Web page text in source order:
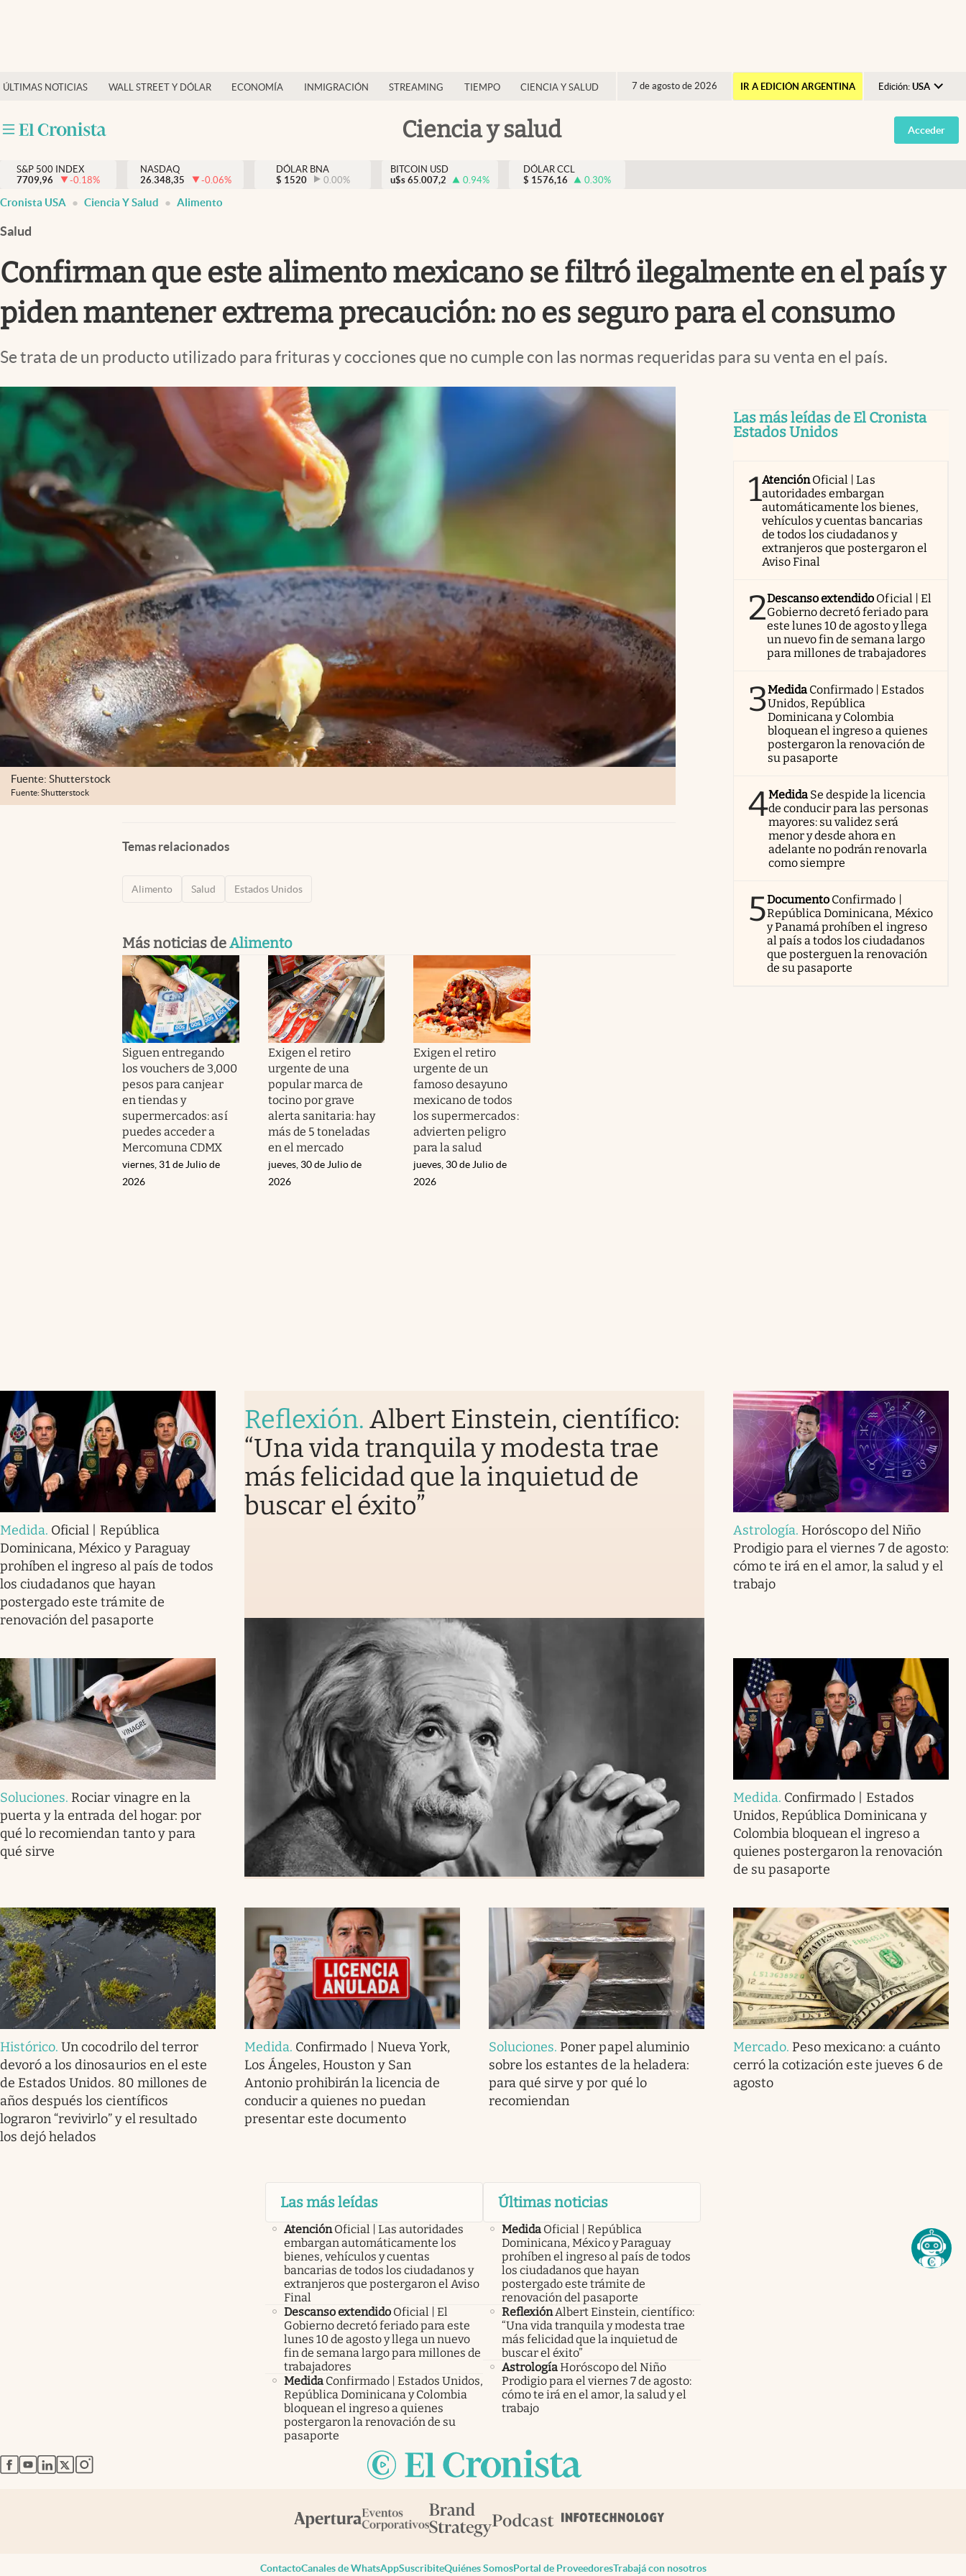
ÚLTIMAS NOTICIAS WALL STREET Y DÓLAR ECONOMÍA INMIGRACIÓN STREAMING TIEMPO CIENCIA Y SALUD 7 de agosto de 2026 IR A EDICIÓN ARGENTINA Edición: USA
Argentina
España
Ciencia y salud
Finanzas y economía
Inmigración
Trending
Streaming
PC y mobile
Lifestyle
Acceder
S&P 500 INDEX
7709,96
-0.18%
NASDAQ
26.348,35
-0.06%
DÓLAR BNA
$ 1520 0.00%
BITCOIN USD
u$s 65.007,2 0.94%
DÓLAR CCL
$ 1576,16 0.30%
Cronista USA Ciencia Y Salud Alimento
Salud
Confirman que este alimento mexicano se filtró ilegalmente en el país y
piden mantener extrema precaución: no es seguro para el consumo
Se trata de un producto utilizado para frituras y cocciones que no cumple con las normas requeridas para su venta en el país.
Fuente: Shutterstock
Fuente: Shutterstock
Temas relacionados
Alimento Salud Estados Unidos
Más noticias deAlimento
Siguen entregando
los vouchers de 3,000
pesos para canjear
en tiendas y
supermercados: así
puedes acceder a
Mercomuna CDMX
viernes, 31 de Julio de
2026
Exigen el retiro
urgente de una
popular marca de
tocino por grave
alerta sanitaria: hay
más de 5 toneladas
en el mercado
jueves, 30 de Julio de
2026
Exigen el retiro
urgente de un
famoso desayuno
mexicano de todos
los supermercados:
advierten peligro
para la salud
jueves, 30 de Julio de
2026
Las más leídas de El Cronista
Estados Unidos
1AtenciónOficial | Las
autoridades embargan
automáticamente los bienes,
vehículos y cuentas bancarias
de todos los ciudadanos y
extranjeros que postergaron el
Aviso Final
2Descanso extendido Oficial | El
Gobierno decretó feriado para
este lunes 10 de agosto y llega
un nuevo fin de semana largo
para millones de trabajadores
3Medida Confirmado | Estados
Unidos, República
Dominicana y Colombia
bloquean el ingreso a quienes
postergaron la renovación de
su pasaporte
4Medida Se despide la licencia
de conducir para las personas
mayores: su validez será
menor y desde ahora en
adelante no podrán renovarla
como siempre
5Documento Confirmado |
República Dominicana, México
y Panamá prohíben el ingreso
al país a todos los ciudadanos
que posterguen la renovación
de su pasaporte
Medida. Oficial | República
Dominicana, México y Paraguay
prohíben el ingreso al país de todos
los ciudadanos que hayan
postergado este trámite de
renovación del pasaporte
Reflexión. Albert Einstein, científico:
“Una vida tranquila y modesta trae
más felicidad que la inquietud de
buscar el éxito”
Astrología. Horóscopo del Niño
Prodigio para el viernes 7 de agosto:
cómo te irá en el amor, la salud y el
trabajo
Soluciones. Rociar vinagre en la
puerta y la entrada del hogar: por
qué lo recomiendan tanto y para
qué sirve
Medida. Confirmado | Estados
Unidos, República Dominicana y
Colombia bloquean el ingreso a
quienes postergaron la renovación
de su pasaporte
Histórico.Un cocodrilo del terror
devoró a los dinosaurios en el este
de Estados Unidos. 80 millones de
años después los científicos
lograron “revivirlo” y el resultado
los dejó helados
Medida. Confirmado | Nueva York,
Los Ángeles, Houston y San
Antonio prohibirán la licencia de
conducir a quienes no puedan
presentar este documento
Soluciones. Poner papel aluminio
sobre los estantes de la heladera:
para qué sirve y por qué lo
recomiendan
Mercado. Peso mexicano: a cuánto
cerró la cotización este jueves 6 de
agosto
Las más leídas
Atención Oficial | Las autoridades
embargan automáticamente los
bienes, vehículos y cuentas
bancarias de todos los ciudadanos y
extranjeros que postergaron el Aviso
Final
Descanso extendido Oficial | El
Gobierno decretó feriado para este
lunes 10 de agosto y llega un nuevo
fin de semana largo para millones de
trabajadores
Medida Confirmado | Estados Unidos,
República Dominicana y Colombia
bloquean el ingreso a quienes
postergaron la renovación de su
pasaporte
Últimas noticias
Medida Oficial | República
Dominicana, México y Paraguay
prohíben el ingreso al país de todos
los ciudadanos que hayan
postergado este trámite de
renovación del pasaporte
Reflexión Albert Einstein, científico:
“Una vida tranquila y modesta trae
más felicidad que la inquietud de
buscar el éxito”
AstrologíaHoróscopo del Niño
Prodigio para el viernes 7 de agosto:
cómo te irá en el amor, la salud y el
trabajo
abre en nueva pestaña
abre en nueva pestaña
abre en nueva pestaña
abre en nueva pestaña
abre en nueva pestaña
ContactoCanales de WhatsAppSuscribiteQuiénes SomosPortal de ProveedoresTrabajá con nosotros